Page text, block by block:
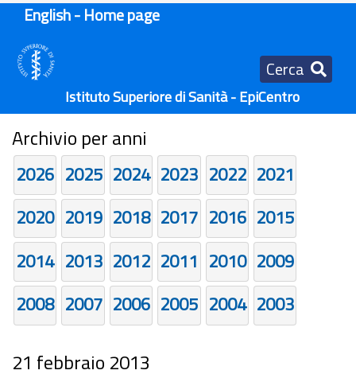
English - Home page
Cerca
Istituto Superiore di Sanità - EpiCentro
Archivio per anni
2026 2025 2024 2023 2022 2021
2020 2019 2018 2017 2016 2015
2014 2013 2012 2011 2010 2009
2008 2007 2006 2005 2004 2003
21 febbraio 2013